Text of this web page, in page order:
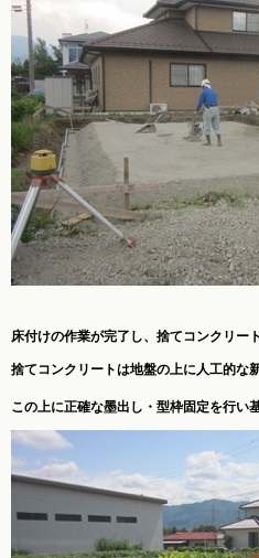
床付けの作業が完了し、捨てコンクリー
捨てコンクリートは地盤の上に人工的な
この上に正確な墨出し・型枠固定を行い